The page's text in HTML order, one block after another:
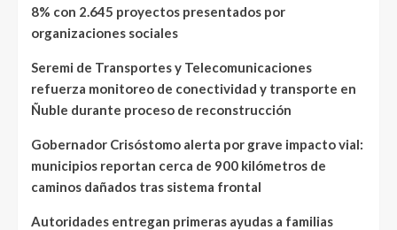
8% con 2.645 proyectos presentados por
organizaciones sociales
Seremi de Transportes y Telecomunicaciones
refuerza monitoreo de conectividad y transporte en
Ñuble durante proceso de reconstrucción
Gobernador Crisóstomo alerta por grave impacto vial:
municipios reportan cerca de 900 kilómetros de
caminos dañados tras sistema frontal
Autoridades entregan primeras ayudas a familias